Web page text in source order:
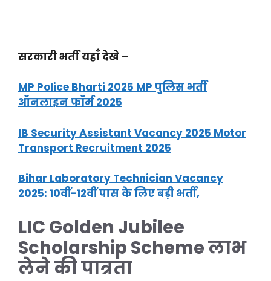
सरकारी भर्ती यहाँ देखे –
MP Police Bharti 2025 MP पुलिस भर्ती
ऑनलाइन फॉर्म 2025
IB Security Assistant Vacancy 2025 Motor
Transport Recruitment 2025
Bihar Laboratory Technician Vacancy
2025: 10वीं-12वीं पास के लिए बड़ी भर्ती,
LIC Golden Jubilee
Scholarship Scheme लाभ
लेने की पात्रता